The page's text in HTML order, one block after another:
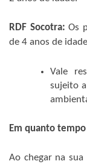
RDF Socotra: Os
de 4 anos de
Vale
sujeito
Em quanto
Ao chegar na